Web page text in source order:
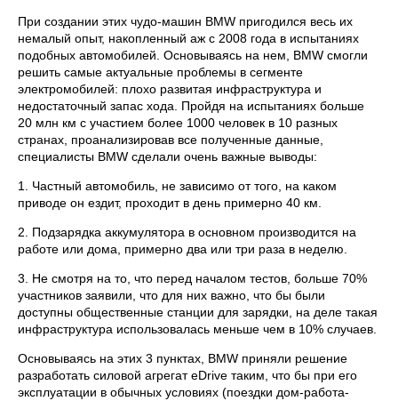
При создании этих чудо-машин BMW пригодился весь их
немалый опыт, накопленный аж с 2008 года в испытаниях
подобных автомобилей. Основываясь на нем, BMW смогли
решить самые актуальные проблемы в сегменте
электромобилей: плохо развитая инфраструктура и
недостаточный запас хода. Пройдя на испытаниях больше
20 млн км с участием более 1000 человек в 10 разных
странах, проанализировав все полученные данные,
специалисты BMW сделали очень важные выводы:
1.
Частный автомобиль, не зависимо от того, на каком
приводе он ездит, проходит в день примерно 40 км.
2.
Подзарядка аккумулятора в основном производится на
работе или дома, примерно два или три раза в неделю.
3.
Не смотря на то, что перед началом тестов, больше 70%
участников заявили, что для них важно, что бы были
доступны общественные станции для зарядки, на деле такая
инфраструктура использовалась меньше чем в 10% случаев.
Основываясь на этих 3 пунктах, BMW приняли решение
разработать силовой агрегат eDrive таким, что бы при его
эксплуатации в обычных условиях (поездки дом-работа-